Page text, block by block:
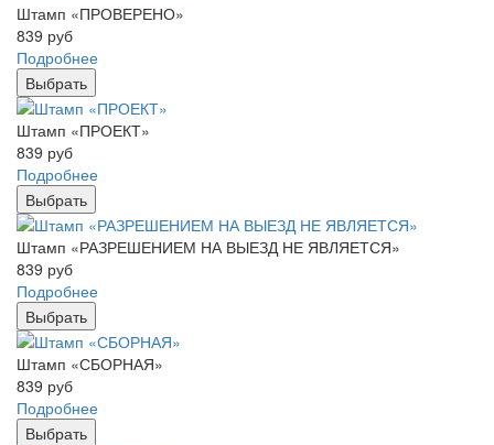
Штамп «ПРОВЕРЕНО»
839 руб
Подробнее
Выбрать
Штамп «ПРОЕКТ»
839 руб
Подробнее
Выбрать
Штамп «РАЗРЕШЕНИЕМ НА ВЫЕЗД НЕ ЯВЛЯЕТСЯ»
839 руб
Подробнее
Выбрать
Штамп «СБОРНАЯ»
839 руб
Подробнее
Выбрать